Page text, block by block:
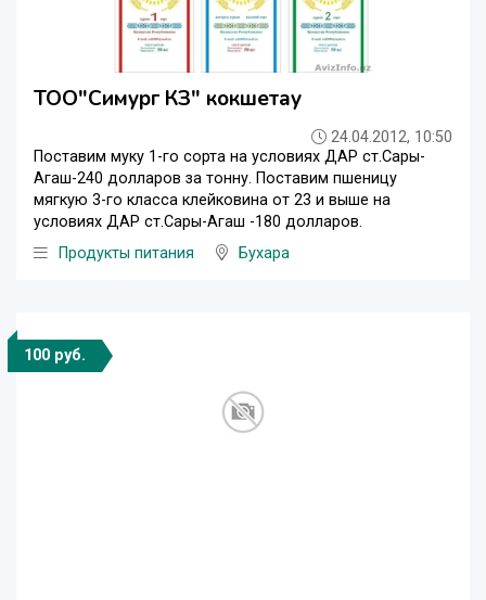
ТОО"Симург КЗ" кокшетау
24.04.2012, 10:50
Поставим муку 1-го сорта на условиях ДАР ст.Сары-
Агаш-240 долларов за тонну. Поставим пшеницу
мягкую 3-го класса клейковина от 23 и выше на
условиях ДАР ст.Сары-Агаш -180 долларов.
Продукты питания
Бухара
100 руб.